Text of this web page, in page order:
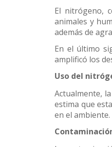
El nitrógeno,
animales y
además de
En el último
amplificó los
Uso del
Actualmente,
estima que
en el ambiente.